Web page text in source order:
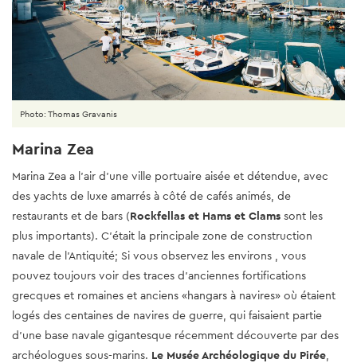
Photo: Thomas Gravanis
Marina Zea
Marina Zea a l'air d'une ville portuaire aisée et détendue, avec
des yachts de luxe amarrés à côté de cafés animés, de
restaurants et de bars (Rockfellas et Hams et Clams sont les
plus importants). C'était la principale zone de construction
navale de l'Antiquité; Si vous observez les environs , vous
pouvez toujours voir des traces d'anciennes fortifications
grecques et romaines et anciens «hangars à navires» où étaient
logés des centaines de navires de guerre, qui faisaient partie
d’une base navale gigantesque récemment découverte par des
archéologues sous-marins. Le Musée Archéologique du Pirée,